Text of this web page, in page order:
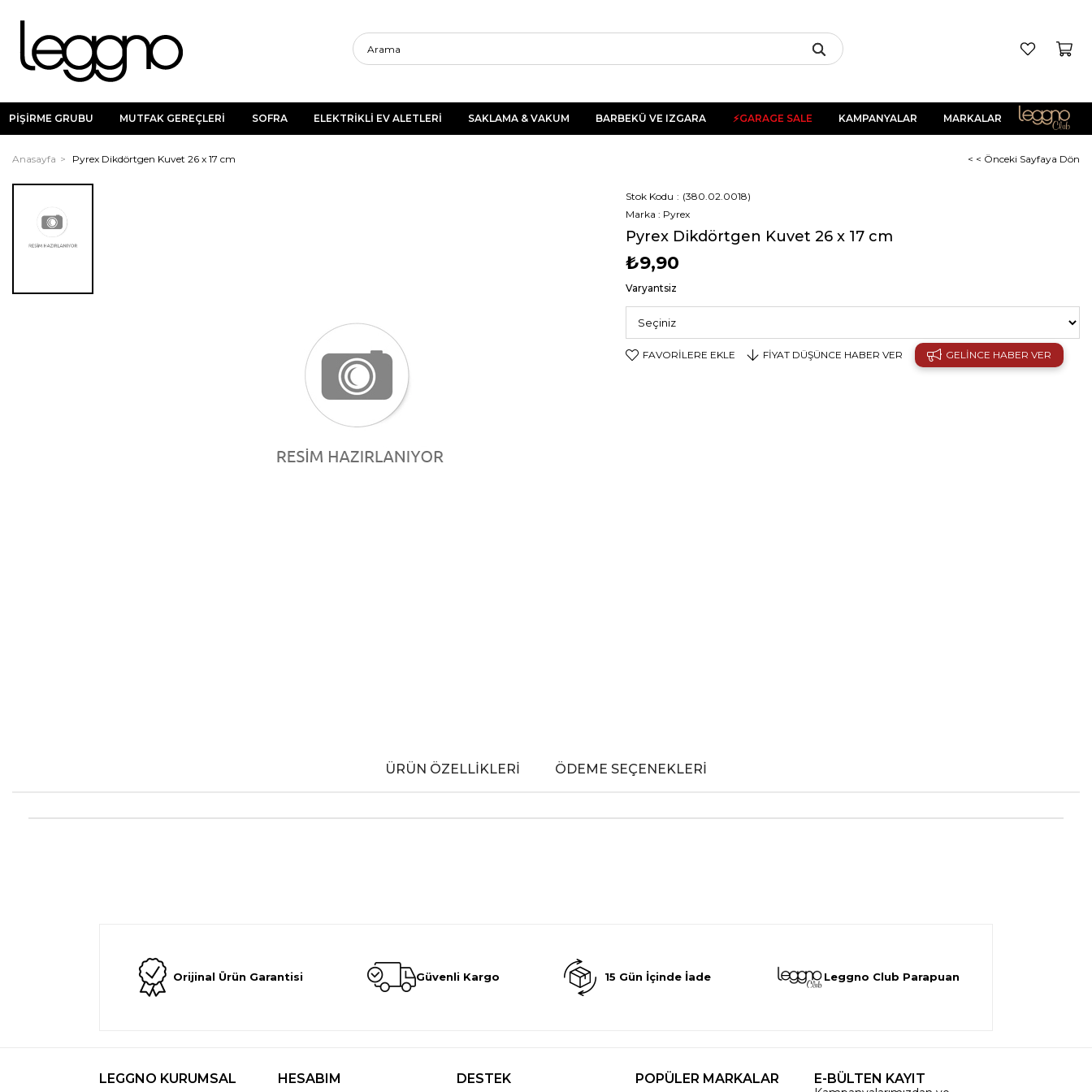
PİŞİRME GRUBU MUTFAK GEREÇLERİ SOFRA ELEKTRİKLİ EV ALETLERİ SAKLAMA & VAKUM BARBEKÜ VE IZGARA ⚡GARAGE SALE KAMPANYALAR MARKALAR
Anasayfa Pyrex Dikdörtgen Kuvet 26 x 17 cm < < Önceki Sayfaya Dön
Stok Kodu
(380.02.0018)
Marka : Pyrex
Pyrex Dikdörtgen Kuvet 26 x 17 cm
₺9,90
Varyantsiz
FAVORILERE EKLE FIYAT DÜŞÜNCE HABER VER GELINCE HABER VER
ÜRÜN ÖZELLIKLERI ÖDEME SEÇENEKLERI
Orijinal Ürün Garantisi Güvenli Kargo 15 Gün İçinde İade Leggno Club Parapuan
LEGGNO KURUMSAL HESABIM DESTEK POPÜLER MARKALAR E-BÜLTEN KAYIT